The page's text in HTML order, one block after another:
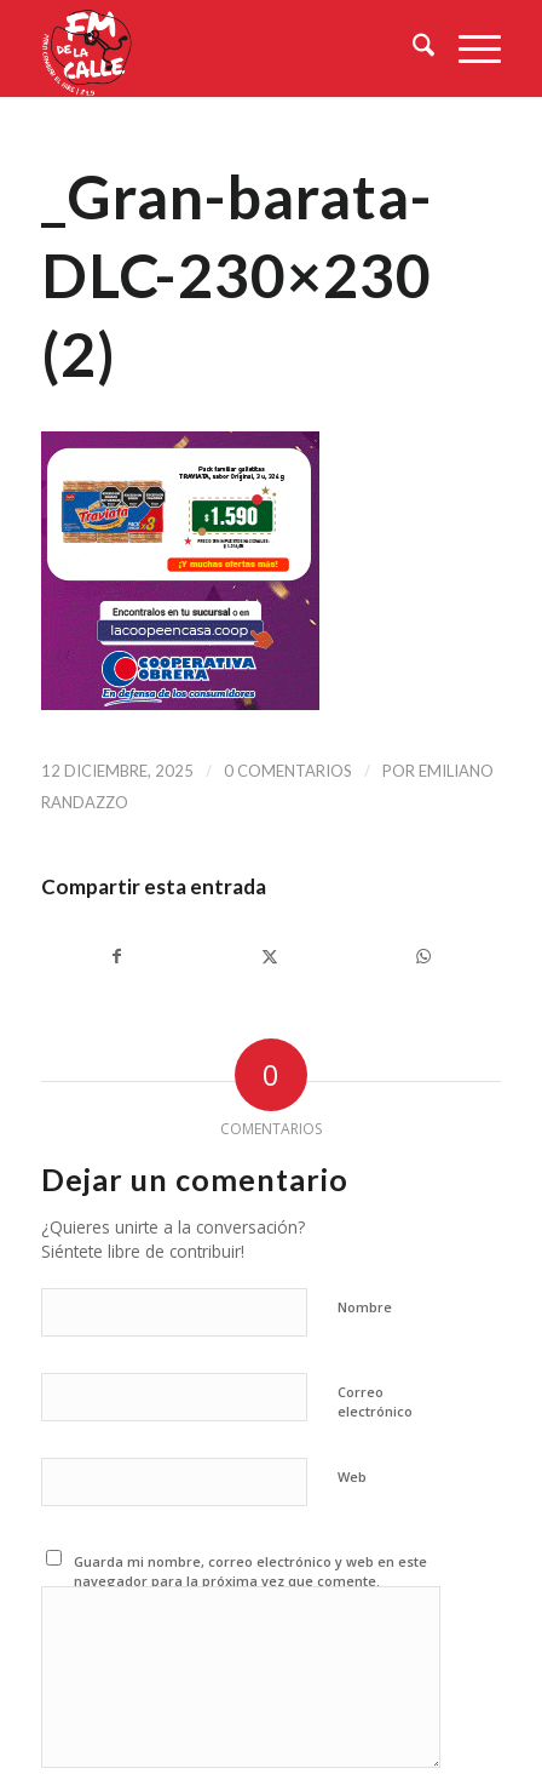
_Gran-barata-
DLC-230×230
(2)
12 DICIEMBRE, 2025 / 0 COMENTARIOS / POR EMILIANO
RANDAZZO
Compartir esta entrada
0
COMENTARIOS
Dejar un comentario
¿Quieres unirte a la conversación?
Siéntete libre de contribuir!
Nombre
Correo
electrónico
Web
Guarda mi nombre, correo electrónico y web en este
navegador para la próxima vez que comente.